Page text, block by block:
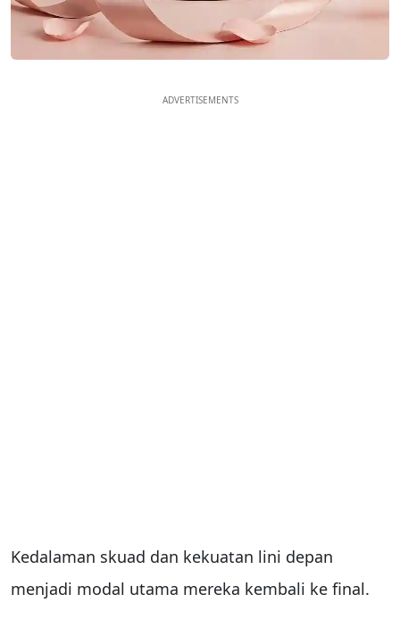
ADVERTISEMENTS
Kedalaman skuad dan kekuatan lini depan
menjadi modal utama mereka kembali ke final.